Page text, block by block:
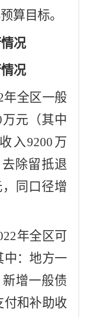
预算 目标。
况
况
年全区一般
万元（其中
入9200 万
除留抵退
同口径增
2年全区可
中：地方一
增一般债
付和补助收